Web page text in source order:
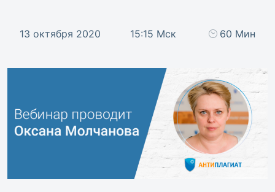
13 октября 2020 15:15 Мск 60 Мин